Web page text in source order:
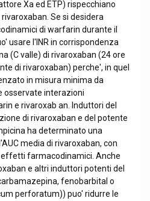
Xa ed ETP) rispecchiano
Se si desidera
di warfarin durante il
usare l'INR in corrispondenza
(C valle) di rivaroxaban (24 ore
di rivaroxaban) perche', in quel
in misura minima da
osservate interazioni
e rivaroxab an. Induttori del
di rivaroxaban e del potente
ha determinato una
media di rivaroxaban, con
farmacodinamici. Anche
e altri induttori potenti del
fenobarbital o
perforatum)) puo' ridurre le